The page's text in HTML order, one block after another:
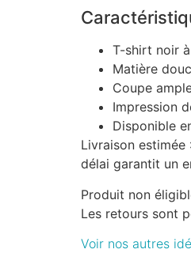
T-shirt noir
Matière
Coupe
Impression
Disponible
Livraison
délai garantit un
Produit non
Les retours sont
Voir nos autres